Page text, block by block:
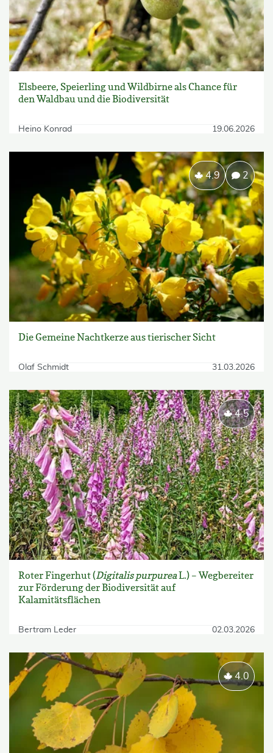
Elsbeere, Speierling und Wildbirne als Chance für
den Waldbau und die Biodiversität
Heino Konrad 19.06.2026
Die Gemeine Nachtkerze aus tierischer Sicht
Olaf Schmidt 31.03.2026
4.9 2
Roter Fingerhut (Digitalis purpureaL.) – Wegbereiter
zur Förderung der Biodiversität auf
Kalamitätsflächen
Bertram Leder 02.03.2026
4.5
4.0